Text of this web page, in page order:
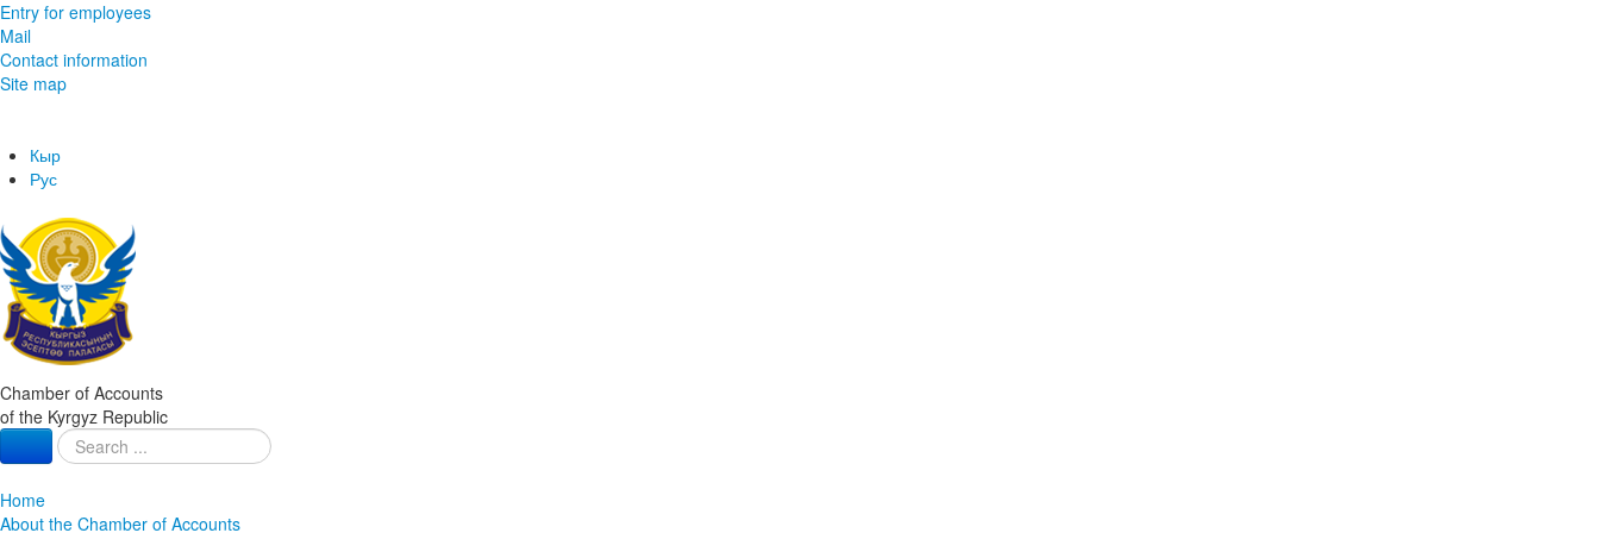
Entry for employees
Mail
Contact information
Site map
Кыр
Рус
Chamber of Accounts
of the Kyrgyz Republic
Home
About the Chamber of Accounts